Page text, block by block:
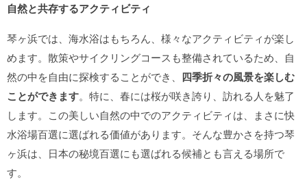
自然と共存するアクティビティ
琴ヶ浜では、海水浴はもちろん、様々なアクティビティが楽し
めます。散策やサイクリングコースも整備されているため、自
然の中を自由に探検することができ、 四季折々の風景を楽しむ
ことができます。特に、春には桜が咲き誇り、訪れる人を魅了
します。この美しい自然の中でのアクティビティは、まさに快
水浴場百選に選ばれる価値があります。そんな豊かさを持つ琴
ヶ浜は、日本の秘境百選にも選ばれる候補とも言える場所で
す。